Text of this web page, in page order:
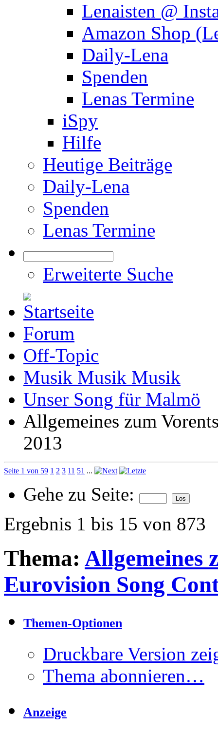
Lenaisten @
Amazon Shop
Daily-Lena
Spenden
Lenas Termine
iSpy
Hilfe
Heutige Beiträge
Daily-Lena
Spenden
Lenas Termine
Erweiterte Suche
Forum
Off-Topic
Musik Musik Musik
Unser Song für Malmö
Allgemeines zum
2013
Seite 1 von 59 1 2 3 11 51 ...
Gehe zu Seite:
Ergebnis 1 bis 15 von 873
Thema: Allgemeines
Eurovision Song
Themen-Optionen
Druckbare Version
Thema abonnieren…
Anzeige